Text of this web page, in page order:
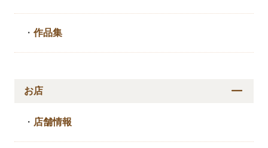
・作品集
お店
・ 店舗情報